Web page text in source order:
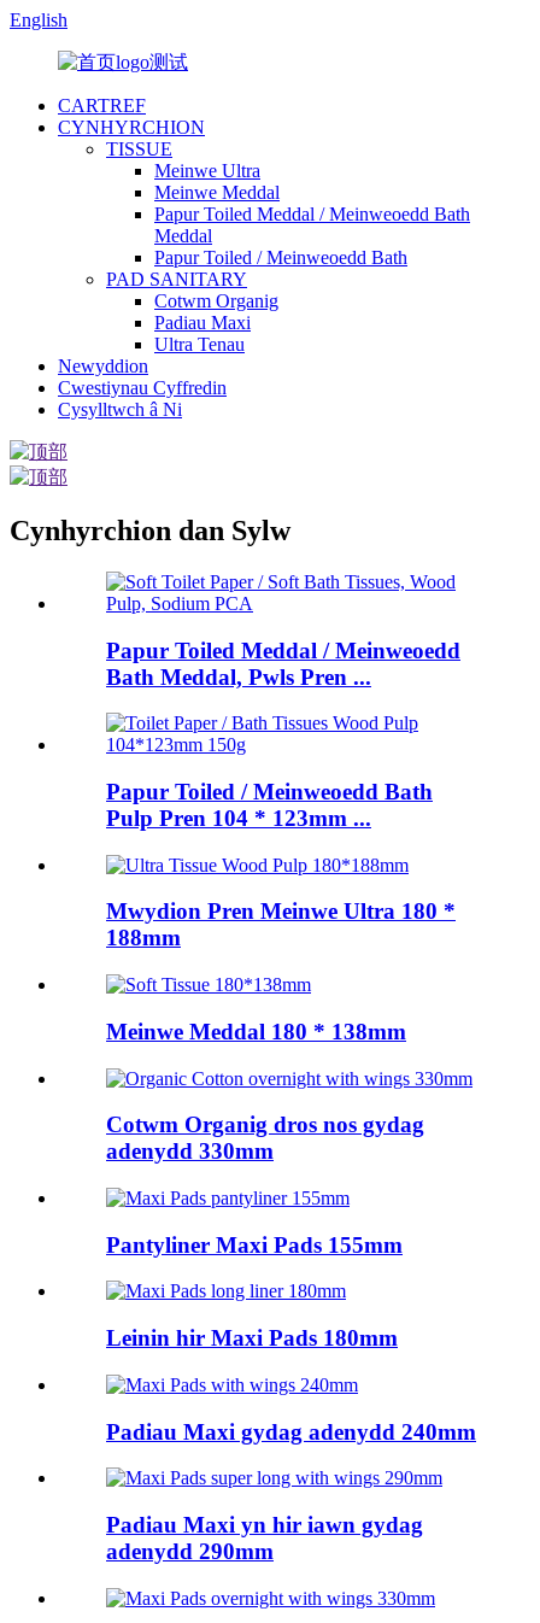
English
CARTREF
CYNHYRCHION
TISSUE
Meinwe Ultra
Meinwe Meddal
Papur Toiled Meddal / Meinweoedd Bath
Meddal
Papur Toiled / Meinweoedd Bath
PAD SANITARY
Cotwm Organig
Padiau Maxi
Ultra Tenau
Newyddion
Cwestiynau Cyffredin
Cysylltwch â Ni
Cynhyrchion dan Sylw
Papur Toiled Meddal / Meinweoedd
Bath Meddal, Pwls Pren ...
Papur Toiled / Meinweoedd Bath
Pulp Pren 104 * 123mm ...
Mwydion Pren Meinwe Ultra 180 *
188mm
Meinwe Meddal 180 * 138mm
Cotwm Organig dros nos gydag
adenydd 330mm
Pantyliner Maxi Pads 155mm
Leinin hir Maxi Pads 180mm
Padiau Maxi gydag adenydd 240mm
Padiau Maxi yn hir iawn gydag
adenydd 290mm